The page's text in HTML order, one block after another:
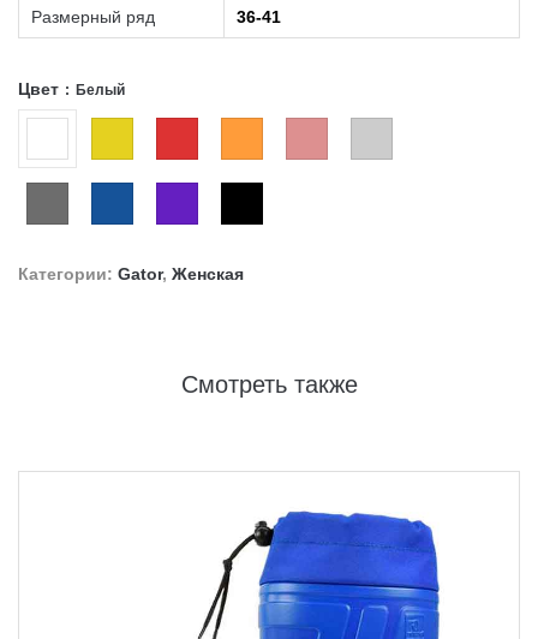
Размерный ряд 36-41
Цвет Белый
Категории: Gator, Женская
Смотреть также